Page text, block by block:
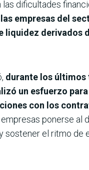
dificultades
empresas del
liquidez derivados
durante los últimos
un esfuerzo
con los
ponerse al
sostener el ritmo de